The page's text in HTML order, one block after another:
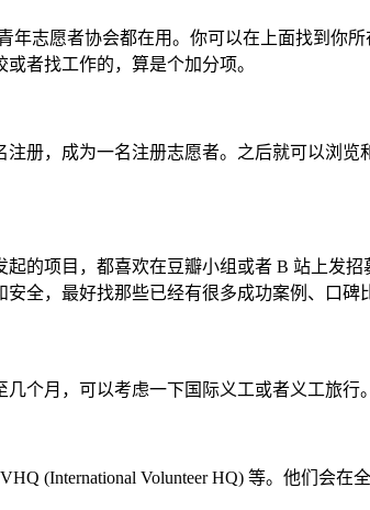
年志愿者协会都在用。你可以在上面找到
者找工作的，算是个加分项。
册，成为一名注册志愿者。之后就可以浏
的项目，都喜欢在豆瓣小组或者 B 站上发
全，最好找那些已经有很多成功案例、口碑
个月，可以考虑一下国际义工或者义工旅行。
(International Volunteer HQ) 等。他们会